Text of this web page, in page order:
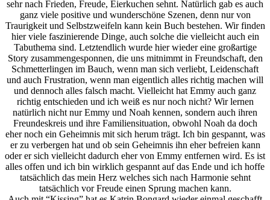
sehr nach Frieden, Freude, Eierkuchen sehnt. Natürlich gab es auch
ganz viele positive und wunderschöne Szenen, denn nur von
Traurigkeit und Selbstzweifeln kann kein Buch bestehen. Wir finden
hier viele faszinierende Dinge, auch solche die vielleicht auch ein
Tabuthema sind. Letztendlich wurde hier wieder eine großartige
Story zusammengesponnen, die uns mitnimmt in Freundschaft, den
Schmetterlingen im Bauch, wenn man sich verliebt, Leidenschaft
und auch Frustration, wenn man eigentlich alles richtig machen will
und dennoch alles falsch macht. Vielleicht hat Emmy auch ganz
richtig entschieden und ich weiß es nur noch nicht? Wir lernen
natürlich nicht nur Emmy und Noah kennen, sondern auch ihren
Freundeskreis und ihre Familiensituation, obwohl Noah da doch
eher noch ein Geheimnis mit sich herum trägt. Ich bin gespannt, was
er zu verbergen hat und ob sein Geheimnis ihn eher befreien kann
oder er sich vielleicht dadurch eher von Emmy entfernen wird. Es ist
alles offen und ich bin wirklich gespannt auf das Ende und ich hoffe
tatsächlich das mein Herz welches sich nach Harmonie sehnt
tatsächlich vor Freude einen Sprung machen kann.